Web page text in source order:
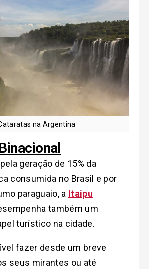
na Argentina
geração de 15% da
consumida no Brasil e por
paraguaio, a Itaipu
também um
turístico na cidade.
fazer desde um breve
seus mirantes ou até